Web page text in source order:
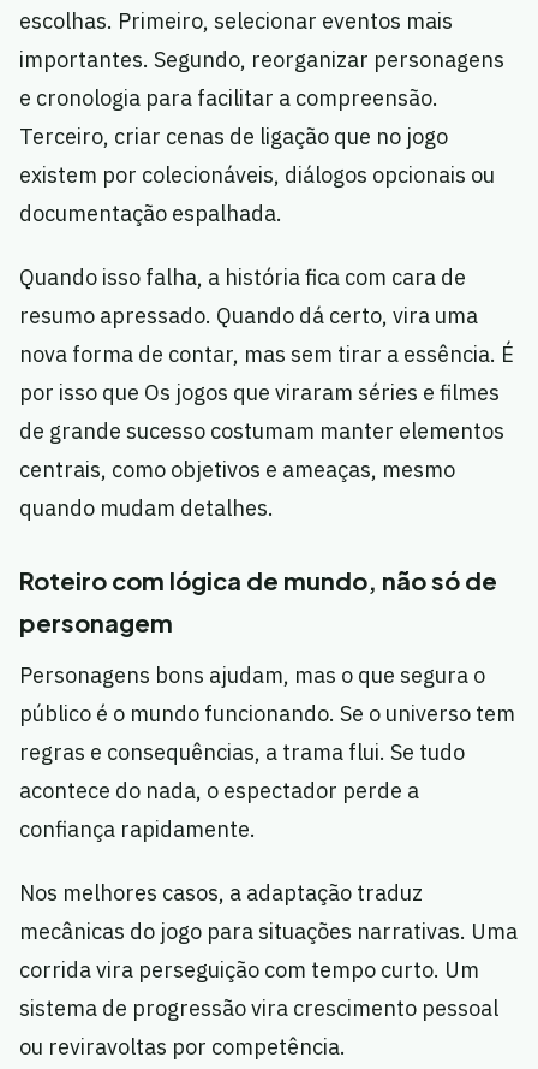
escolhas. Primeiro, selecionar eventos mais
importantes. Segundo, reorganizar personagens
e cronologia para facilitar a compreensão.
Terceiro, criar cenas de ligação que no jogo
existem por colecionáveis, diálogos opcionais ou
documentação espalhada.
Quando isso falha, a história fica com cara de
resumo apressado. Quando dá certo, vira uma
nova forma de contar, mas sem tirar a essência. É
por isso que Os jogos que viraram séries e filmes
de grande sucesso costumam manter elementos
centrais, como objetivos e ameaças, mesmo
quando mudam detalhes.
Roteiro com lógica de mundo, não só de
personagem
Personagens bons ajudam, mas o que segura o
público é o mundo funcionando. Se o universo tem
regras e consequências, a trama flui. Se tudo
acontece do nada, o espectador perde a
confiança rapidamente.
Nos melhores casos, a adaptação traduz
mecânicas do jogo para situações narrativas. Uma
corrida vira perseguição com tempo curto. Um
sistema de progressão vira crescimento pessoal
ou reviravoltas por competência.